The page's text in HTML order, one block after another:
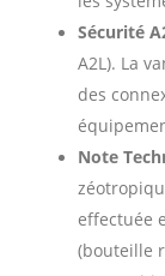
Sécurité
A2L). La
des
Note
effectuée
(bouteille